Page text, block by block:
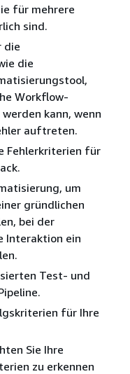
für mehrere
sind.
die
die
Workflow-
kann, wenn
auftreten.
Fehlerkriterien für
um
gründlichen
bei der
Interaktion ein
Test- und
für Ihre
Sie Ihre
zu erkennen